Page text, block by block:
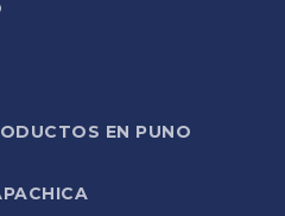
EN PUNO